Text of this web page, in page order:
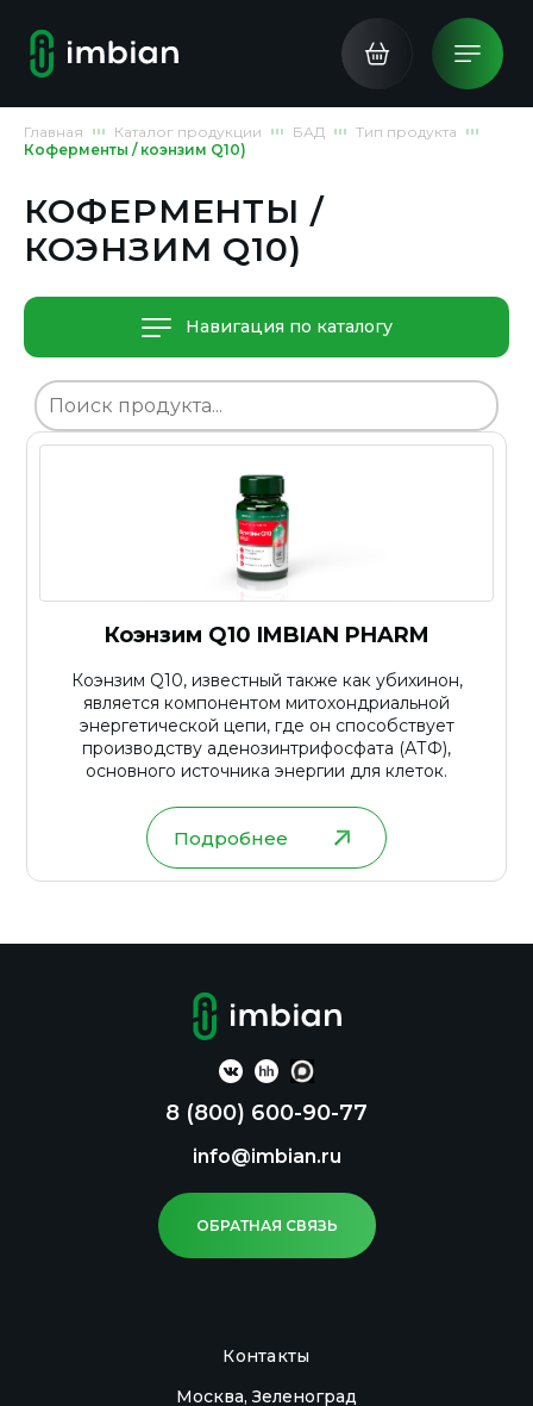
Главная Каталог продукции БАД
Тип продукта
Коферменты / коэнзим Q10)
КОФЕРМЕНТЫ /
КОЭНЗИМ Q10)
Навигация по каталогу
Коэнзим Q10 IMBIAN PHARM
Коэнзим Q10, известный также как убихинон,
является компонентом митохондриальной
энергетической цепи, где он способствует
производству аденозинтрифосфата (АТФ),
основного источника энергии для клеток.
Подробнее
8 (800) 600-90-77
info@imbian.ru
ОБРАТНАЯ СВЯЗЬ
Контакты
Москва, Зеленоград